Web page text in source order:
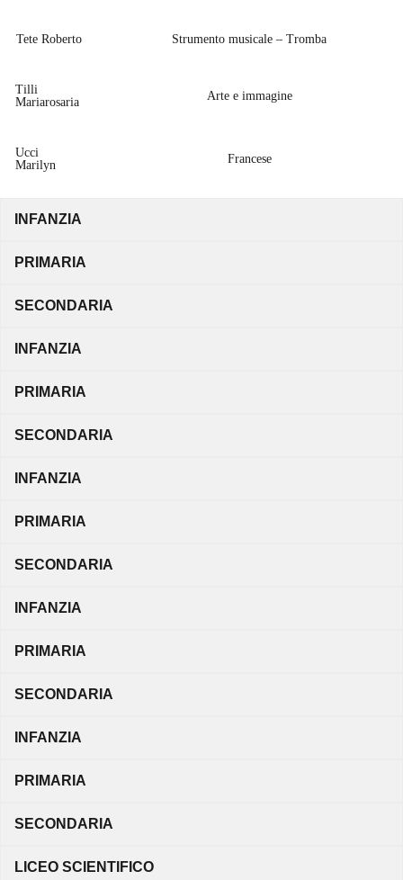
Tete Roberto Strumento musicale – Tromba
Tilli
Mariarosaria
Arte e immagine
Ucci
Marilyn
Francese
INFANZIA
PRIMARIA
SECONDARIA
INFANZIA
PRIMARIA
SECONDARIA
INFANZIA
PRIMARIA
SECONDARIA
INFANZIA
PRIMARIA
SECONDARIA
INFANZIA
PRIMARIA
SECONDARIA
LICEO SCIENTIFICO